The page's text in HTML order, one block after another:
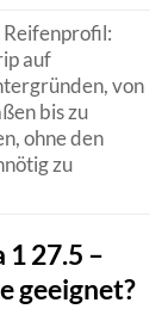
auf
von
bis zu
ohne den
zu
1 27.5 –
geeignet?